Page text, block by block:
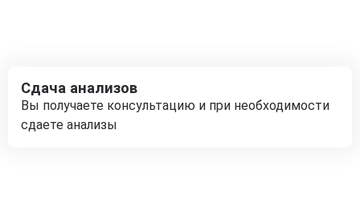
Сдача анализов
Вы получаете консультацию и при необходимости
сдаете анализы